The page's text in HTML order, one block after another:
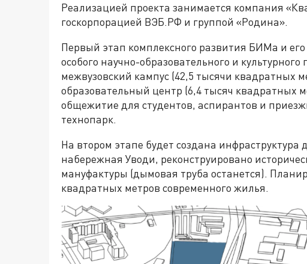
Реализацией проекта занимается компания
госкорпорацией ВЭБ.РФ и группой «Родина».
Первый этап комплексного развития БИМа и его
особого научно-образовательного и
межвузовский кампус (42,5 тысячи квадратных
образовательный центр (6,4 тысяч квадратных
общежитие для студентов, аспирантов и
технопарк.
На втором этапе будет создана инфраструктура
набережная Уводи, реконструировано
мануфактуры (дымовая труба останется).
квадратных метров современного жилья.